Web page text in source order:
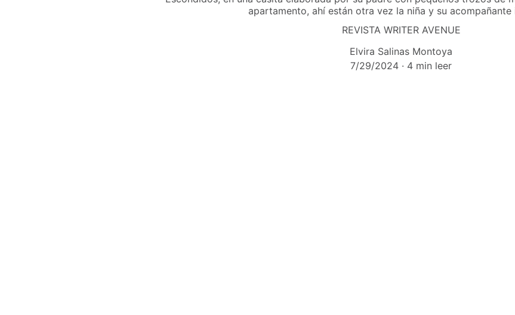
apartamento, ahí están otra vez la niña y su acompañante
REVISTA WRITER AVENUE
Elvira Salinas Montoya
7/29/2024
4 min leer